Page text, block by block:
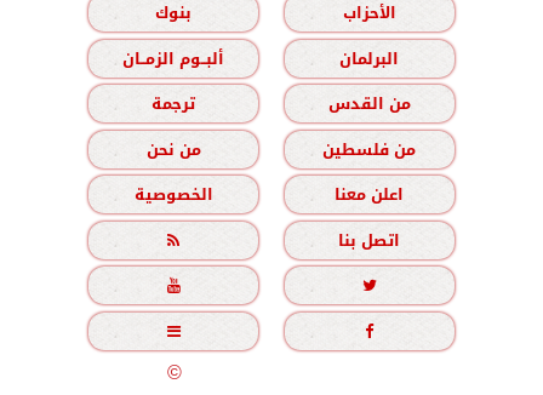
الأحزاب
بنوك
البرلمان
ألبــوم الزمــان
من القدس
ترجمة
من فلسطين
من نحن
اعلن معنا
الخصوصية
اتصل بنا





جميع الحقوق محفوظة©